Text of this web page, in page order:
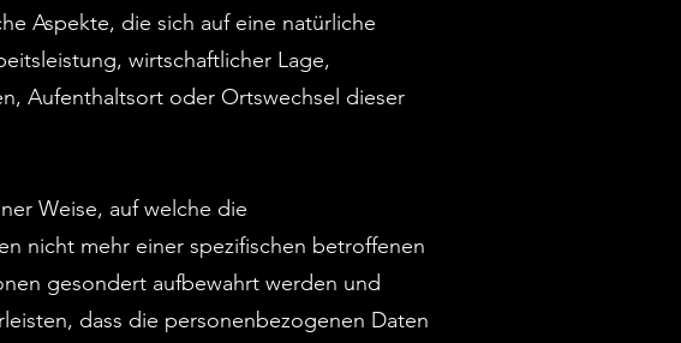
Aspekte, die sich auf eine natürliche
wirtschaftlicher Lage,
Aufenthaltsort oder Ortswechsel dieser
Weise, auf welche die
nicht mehr einer spezifischen betroffenen
gesondert aufbewahrt werden und
dass die personenbezogenen Daten